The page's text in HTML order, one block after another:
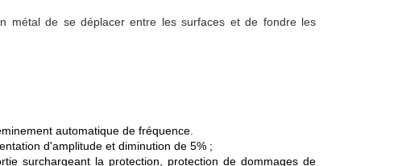
métal de se déplacer entre les surfaces et de fondre les
automatique de fréquence.
d'amplitude et diminution de 5% ;
surchargeant la protection, protection de dommages de